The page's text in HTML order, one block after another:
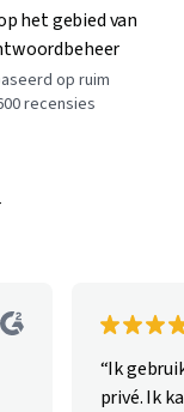
het gebied van